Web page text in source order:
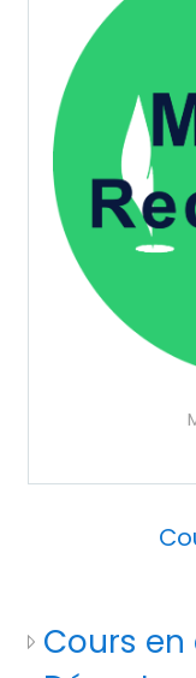
Cours